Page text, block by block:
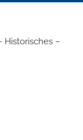
Historisches –